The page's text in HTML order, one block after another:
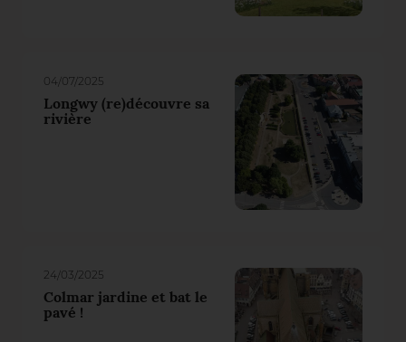
04/07/2025
Longwy (re)découvre sa
rivière
24/03/2025
Colmar jardine et bat le
pavé !